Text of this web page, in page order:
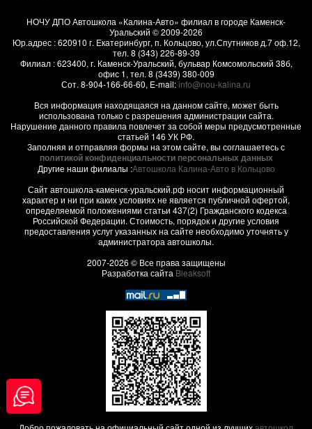
НОЧУ ДПО Автошкола «Калина-Авто» филиал в городе Каменск-
Уральский © 2009-2026
Юр.адрес :620910 г. Екатеринбург, п. Кольцово, ул.Спутников д.7 оф.12,
тел. 8 (343) 226-89-39
Филиал :623400, г. Каменск-Уральский, бульвар Комсомольский 38б,
офис 1, тел. 8 (3439) 380-009
Сот. 8-904-166-66-60, E-mail:info@nou-kalina.ru
Вся информация находящаяся на данном сайте, может быть
использована только с разрешения администрации сайта.
Нарушение данного правила повлечет за собой меры предусмотренные
статьей 146 УК РФ.
Заполняя и отправляя формы на этом сайте, вы соглашаетесь с
политикой конфиденциальности персональных данных
Другие наши филиалы :Автошкола Калина-Авто в Кольцово
Сайт автошкола-каменск-уральский.рф носит информационный
характер и ни при каких условиях не является публичной офертой,
определяемой положениями статьи 437(2) Гражданского кодекса
Российской Федерации. Стоимость, порядок и другие условия
предоставления услуг указанных на сайте необходимо уточнять у
администратора автошколы.
2007-2026 © Все права защищены
Разработка сайта Bleaksoft